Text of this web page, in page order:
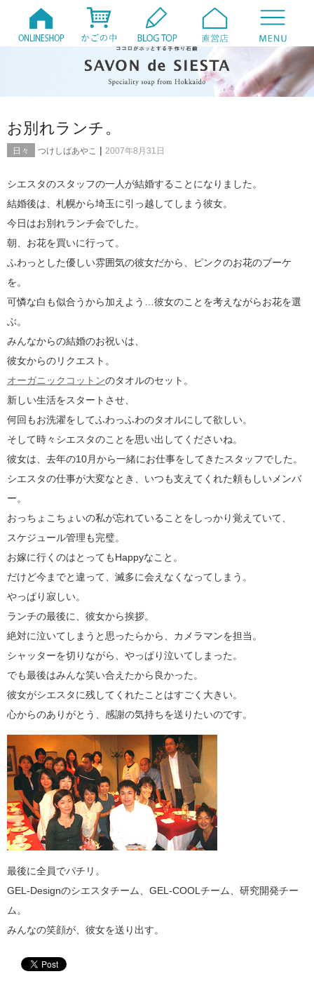
お別れランチ。
日々 つけしばあやこ | 2007年8月31日
シエスタのスタッフの一人が結婚することになりました。
結婚後は、札幌から埼玉に引っ越してしまう彼女。
今日はお別れランチ会でした。
朝、お花を買いに行って。
ふわっとした優しい雰囲気の彼女だから、ピンクのお花のブーケ
を。
可憐な白も似合うから加えよう…彼女のことを考えながらお花を選
ぶ。
みんなからの結婚のお祝いは、
彼女からのリクエスト。
オーガニックコットンのタオルのセット。
新しい生活をスタートさせ、
何回もお洗濯をしてふわっふわのタオルにして欲しい。
そして時々シエスタのことを思い出してくださいね。
彼女は、去年の10月から一緒にお仕事をしてきたスタッフでした。
シエスタの仕事が大変なとき、いつも支えてくれた頼もしいメンバ
ー。
おっちょこちょいの私が忘れていることをしっかり覚えていて、
スケジュール管理も完璧。
お嫁に行くのはとってもHappyなこと。
だけど今までと違って、滅多に会えなくなってしまう。
やっぱり寂しい。
ランチの最後に、彼女から挨拶。
絶対に泣いてしまうと思ったらから、カメラマンを担当。
シャッターを切りながら、やっぱり泣いてしまった。
でも最後はみんな笑い合えたから良かった。
彼女がシエスタに残してくれたことはすごく大きい。
心からのありがとう、感謝の気持ちを送りたいのです。
最後に全員でパチリ。
GEL-Designのシエスタチーム、GEL-COOLチーム、研究開発チー
ム。
みんなの笑顔が、彼女を送り出す。